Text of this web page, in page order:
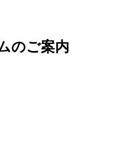
のご案内